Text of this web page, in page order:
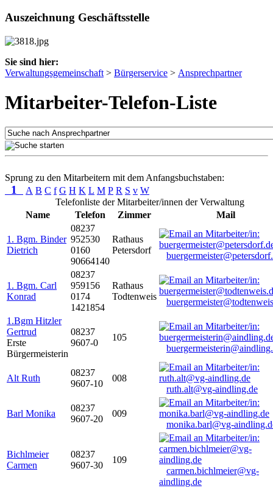
Auszeichnung Geschäftsstelle
Sie sind hier:
Verwaltungsgemeinschaft > Bürgerservice > Ansprechpartner
Mitarbeiter-Telefon-Liste
Sprung zu den Mitarbeitern mit dem Anfangsbuchstaben:
1 A B C f G H K L M P R S v W
Telefonliste der Mitarbeiter/innen der Verwaltung
Name
Telefon Zimmer Mail
1. Bgm. Binder
Dietrich
08237
952530
0160
90664140
Rathaus
Petersdorf
1. Bgm. Carl
Konrad
08237
959156
0174
1421854
Rathaus
Todtenweis
1.Bgm Hitzler
Gertrud
Erste
Bürgermeisterin
08237
9607-0
105
Alt Ruth
08237
9607-10
008
ruth.alt@vg-aindling.de
Barl Monika
08237
9607-20
009
monika.barl@vg-
Bichlmeier
Carmen
08237
9607-30
109
carmen.bichlmeier@vg-
aindling.de